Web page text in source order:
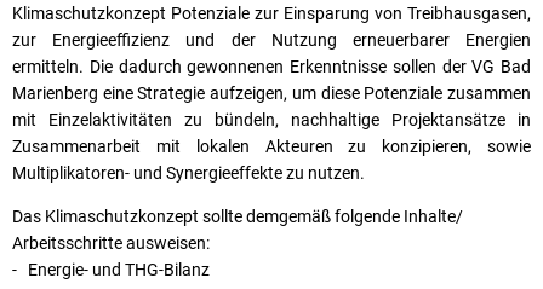
Klimaschutzkonzept Potenziale zur Einsparung von Treibhausgasen,
zur Energieeffizienz und der Nutzung erneuerbarer Energien
ermitteln. Die dadurch gewonnenen Erkenntnisse sollen der VG Bad
Marienberg eine Strategie aufzeigen, um diese Potenziale zusammen
mit Einzelaktivitäten zu bündeln, nachhaltige Projektansätze in
Zusammenarbeit mit lokalen Akteuren zu konzipieren, sowie
Multiplikatoren- und Synergieeffekte zu nutzen.
Das Klimaschutzkonzept sollte demgemäß folgende Inhalte/
Arbeitsschritte ausweisen:
- Energie- und THG-Bilanz